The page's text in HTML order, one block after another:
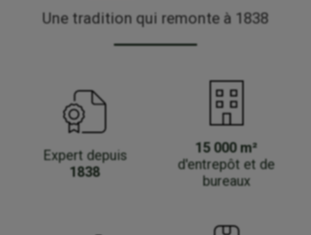
Une tradition qui remonte à 1838
Expert depuis
1838
15 000 m²
d'entrepôt et de
bureaux